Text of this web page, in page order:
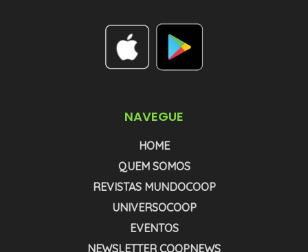
NAVEGUE
HOME
QUEM SOMOS
REVISTAS MUNDOCOOP
UNIVERSOCOOP
EVENTOS
NEWSLETTER COOPNEWS